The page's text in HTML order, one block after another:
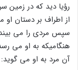
رؤیا دید که در
از اطراف بر دستان
سپس مردی را می
هنگامیکه به او می
آن مرد به او می گوید: